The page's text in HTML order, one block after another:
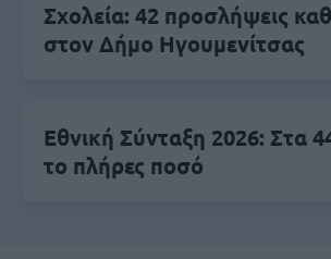
Σχολεία: 42 προσλήψεις
στον Δήμο Ηγουμενίτσας
Εθνική Σύνταξη 2026: Στα
το πλήρες ποσό